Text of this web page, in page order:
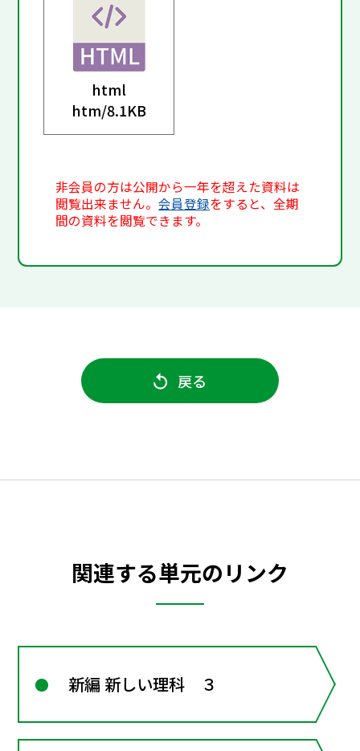
html
htm/8.1KB
非会員の方は公開から一年を超えた資料は
閲覧出来ません。会員登録をすると、全期
間の資料を閲覧できます。
戻る
関連する単元のリンク
新編 新しい理科 ３